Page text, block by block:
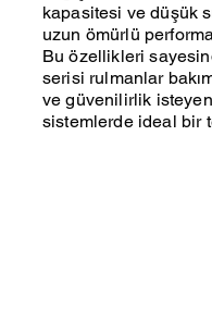
kapasitesi ve düşük
uzun ömürlü
Bu özellikleri
serisi rulmanlar
ve güvenilirlik isteyen
sistemlerde ideal bir